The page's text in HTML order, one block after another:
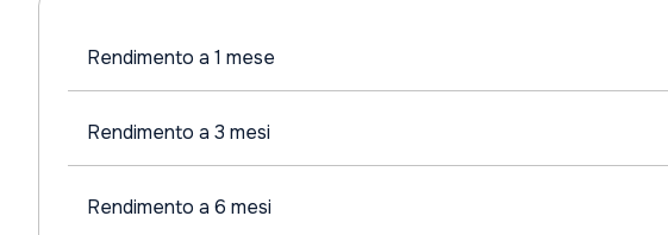
Rendimento a 1 mese
Rendimento a 3 mesi
Rendimento a 6 mesi